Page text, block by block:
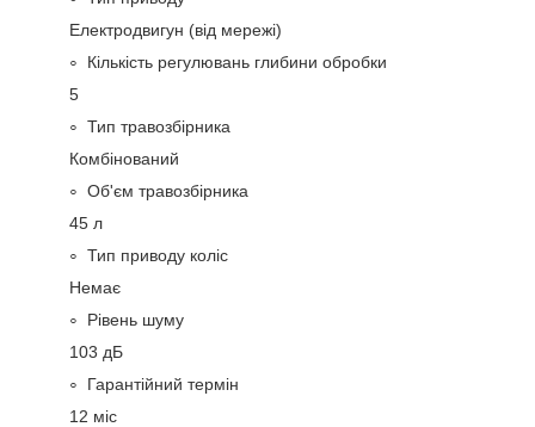
Електродвигун (від мережі)
Кількість регулювань глибини обробки
5
Тип травозбірника
Комбінований
Об'єм травозбірника
45 л
Тип приводу коліс
Немає
Рівень шуму
103 дБ
Гарантійний термін
12 міс